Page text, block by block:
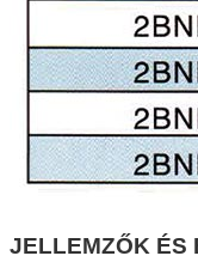
JELLEMZŐK ÉS